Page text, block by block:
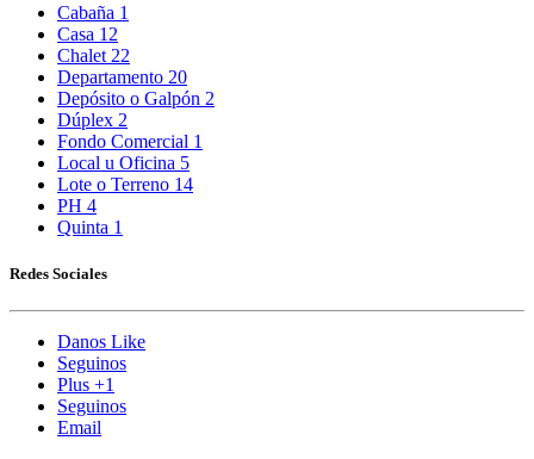
Cabaña 1
Casa 12
Chalet 22
Departamento 20
Depósito o Galpón 2
Dúplex 2
Fondo Comercial 1
Local u Oficina 5
Lote o Terreno 14
PH 4
Quinta 1
Redes Sociales
Danos Like
Seguinos
Plus +1
Seguinos
Email